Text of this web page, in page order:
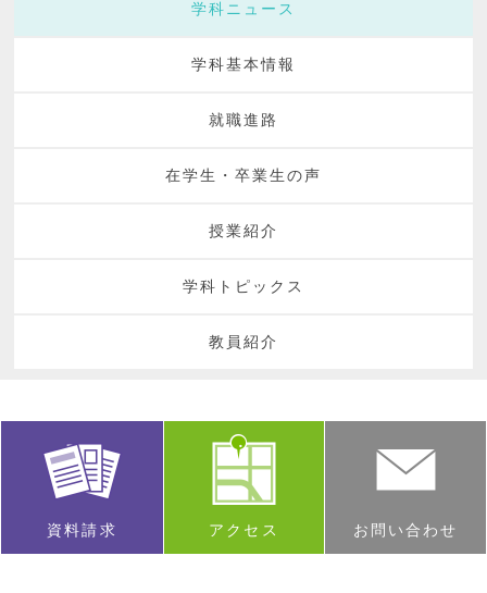
学科ニュース
学科基本情報
就職進路
在学生・卒業生の声
授業紹介
学科トピックス
教員紹介
資料請求 アクセス お問い合わせ